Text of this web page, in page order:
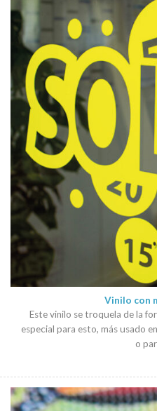
Vinilo con
Este vinilo se troquela de la
especial para esto, más usado
o